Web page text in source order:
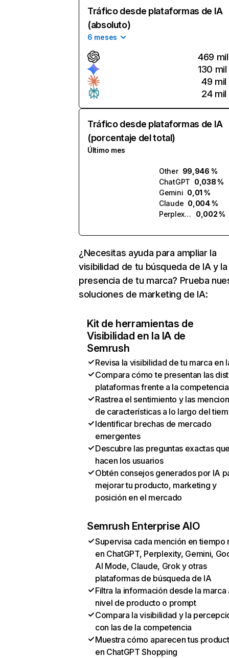
Tráfico desde plataformas de IA
(absoluto)
6 meses
469 mil
130 mil
49 mil
24 mil
Tráfico desde plataformas de IA
(porcentaje del total)
Último mes
Other 99,946 %
ChatGPT 0,038 %
Gemini 0,01 %
Claude 0,004 %
Perplexity
0,002 %
¿Necesitas ayuda para ampliar la
visibilidad de tu búsqueda de IA y la
presencia de tu marca? Prueba
soluciones de marketing de IA:
Kit de herramientas de
Visibilidad en la IA de
Semrush
Revisa la visibilidad de tu marca en
Compara cómo te presentan las
plataformas frente a la competencia
Rastrea el sentimiento y las
de características a lo largo del
Identificar brechas de mercado
emergentes
Descubre las preguntas exactas
hacen los usuarios
Obtén consejos generados por IA
mejorar tu producto, marketing y
posición en el mercado
Semrush Enterprise AIO
Supervisa cada mención en tiempo
en ChatGPT, Perplexity, Gemini,
AI Mode, Claude, Grok y otras
plataformas de búsqueda de IA
Filtra la información desde la marca
nivel de producto o prompt
Compara la visibilidad y la
con las de la competencia
Muestra cómo aparecen tus
en ChatGPT Shopping